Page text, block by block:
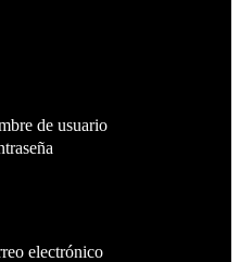
de usuario
electrónico